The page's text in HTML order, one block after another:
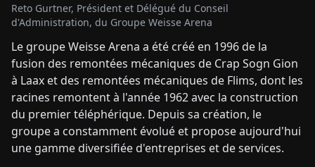
Reto Gurtner, Président et Délégué du Conseil
d'Administration, du Groupe Weisse Arena
Le groupe Weisse Arena a été créé en 1996 de la
fusion des remontées mécaniques de Crap Sogn Gion
à Laax et des remontées mécaniques de Flims, dont les
racines remontent à l'année 1962 avec la construction
du premier téléphérique. Depuis sa création, le
groupe a constamment évolué et propose aujourd'hui
une gamme diversifiée d'entreprises et de services.